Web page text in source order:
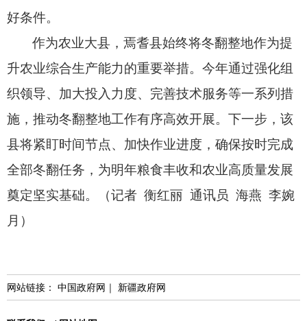
好条件。
作为农业大县，焉耆县始终将冬翻整地作为提
升农业综合生产能力的重要举措。 今年通过强化组
织领导、 加大投入力度、 完善技术服务等一系列措
施， 推动冬翻整地工作有序高效开展。 下一步， 该
县将紧盯时间节点、 加快作业进度， 确保按时完成
全部冬翻任务， 为明年粮食丰收和农业高质量发展
奠定坚实基础。
（记者 衡红丽 通讯员 海燕 李婉
月）
网站链接： 中国政府网 ｜ 新疆政府网